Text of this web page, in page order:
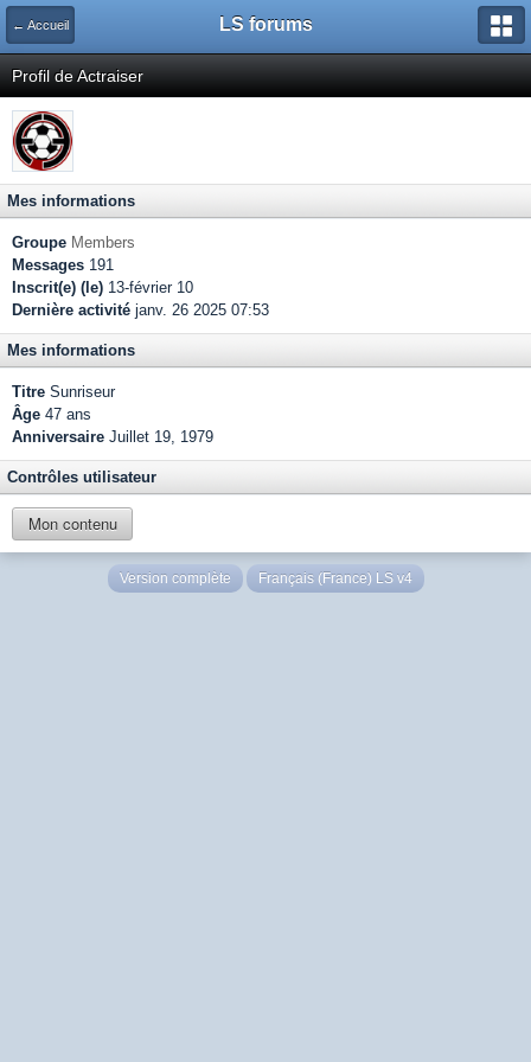
← Accueil LS forums
Profil de Actraiser
Mes informations
Groupe Members
Messages 191
Inscrit(e) (le) 13-février 10
Dernière activité janv. 26 2025 07:53
Mes informations
Titre Sunriseur
Âge 47 ans
Anniversaire Juillet 19, 1979
Contrôles utilisateur
Mon contenu
Version complète Français (France) LS v4